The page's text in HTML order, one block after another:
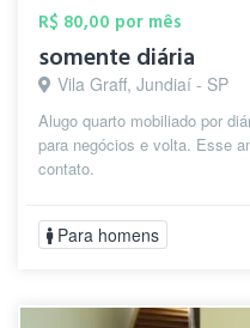
R$ 80,00 por mês
somente diária
Vila Graff, Jundiaí - SP
Alugo quarto mobiliado por
para negócios e volta. Esse
contato.
Para homens